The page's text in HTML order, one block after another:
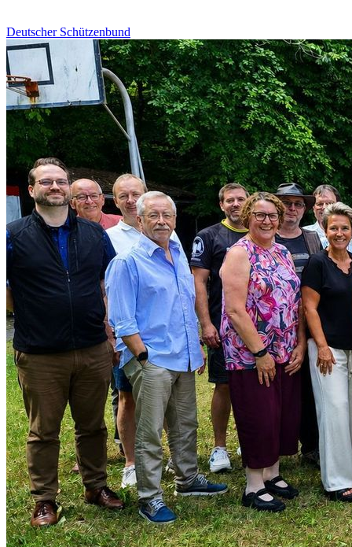
Deutscher Schützenbund